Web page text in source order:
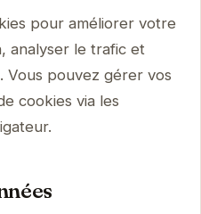
pour améliorer votre
analyser le trafic et
Vous pouvez gérer vos
cookies via les